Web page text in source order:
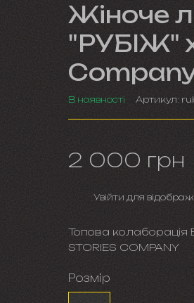
Жіноче
"РУБІЖ"
В наявності Артикул:
2 000 грн
Увійти для
Топова колаборація
STORIES COMPANY
Розмір